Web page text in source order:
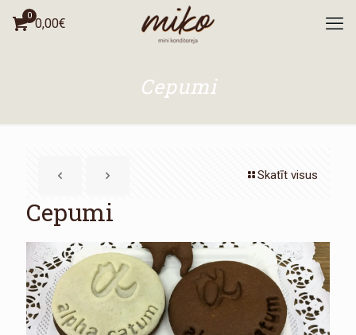
0
0,00€
Cepumi
Skatīt visus
Cepumi